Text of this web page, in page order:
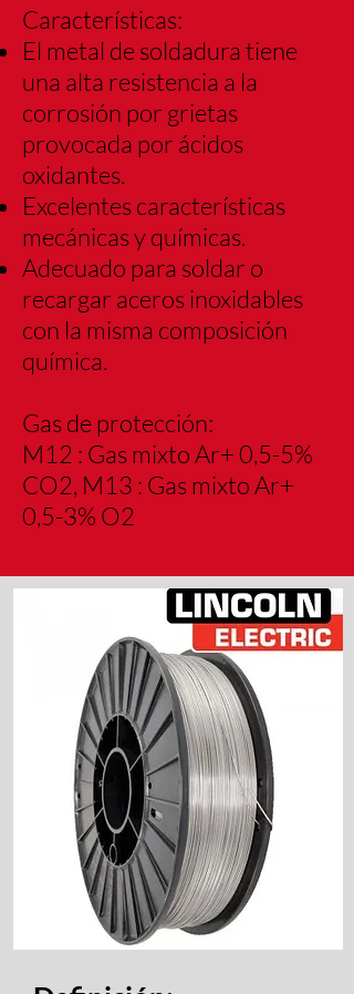
Características:
El metal de soldadura tiene
una alta resistencia a la
corrosión por grietas
provocada por ácidos
oxidantes.
Excelentes características
mecánicas y químicas.
Adecuado para soldar o
recargar aceros inoxidables
con la misma composición
química.
Gas de protección:
M12 : Gas mixto Ar+ 0,5-5%
CO2, M13 : Gas mixto Ar+
0,5-3% O2